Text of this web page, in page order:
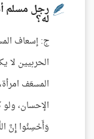
رجل مسلم
له؟
ج: إسعاف
الحربيين لا
المسعَف
الإحسان،
وَأَحْسِنُوا إِنَّ